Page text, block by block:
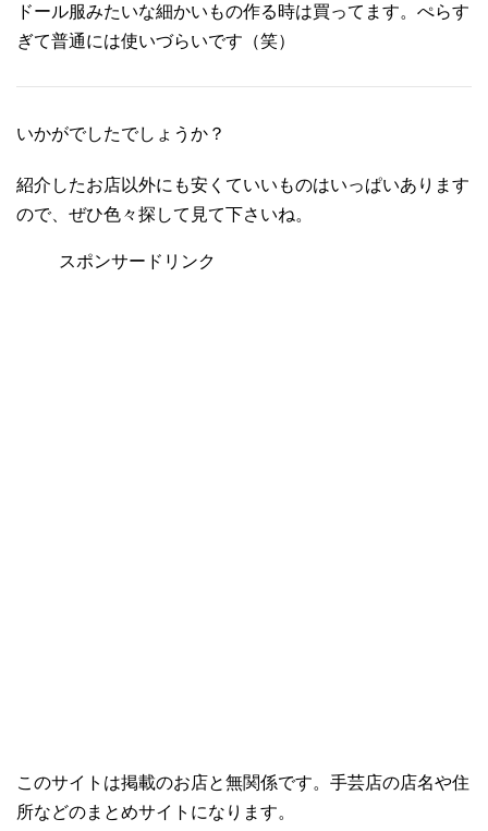
ドール服みたいな細かいもの作る時は買ってます。ぺらす
ぎて普通には使いづらいです（笑）
いかがでしたでしょうか？
紹介したお店以外にも安くていいものはいっぱいあります
ので、ぜひ色々探して見て下さいね。
スポンサードリンク
このサイトは掲載のお店と無関係です。手芸店の店名や住
所などのまとめサイトになります。